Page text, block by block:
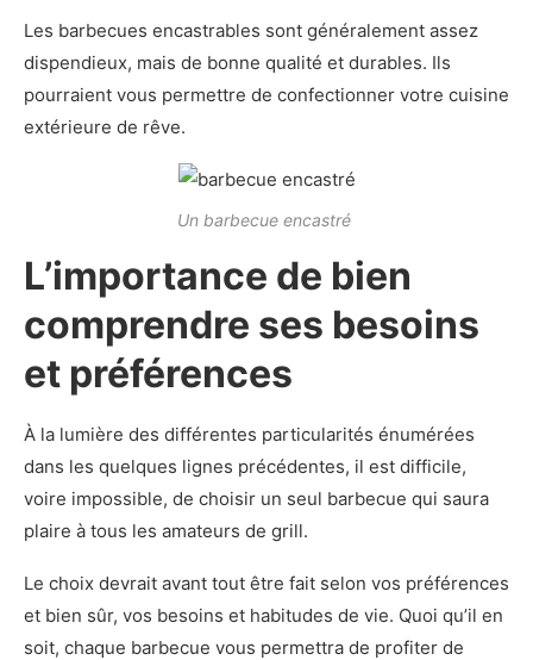
Les barbecues encastrables sont généralement assez
dispendieux, mais de bonne qualité et durables. Ils
pourraient vous permettre de confectionner votre cuisine
extérieure de rêve.
Un barbecue encastré
L’importance de bien
comprendre ses besoins
et préférences
À la lumière des différentes particularités énumérées
dans les quelques lignes précédentes, il est difficile,
voire impossible, de choisir un seul barbecue qui saura
plaire à tous les amateurs de grill.
Le choix devrait avant tout être fait selon vos préférences
et bien sûr, vos besoins et habitudes de vie. Quoi qu’il en
soit, chaque barbecue vous permettra de profiter de